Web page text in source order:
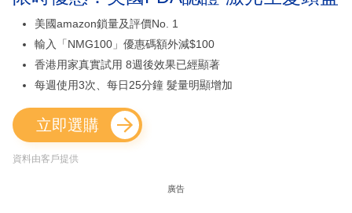
美國amazon鎖量及評價No. 1
輸入「NMG100」優惠碼額外減$100
香港用家真實試用 8週後效果已經顯著
每週使用3次、每日25分鐘 髮量明顯增加
立即選購
資料由客戶提供
廣告